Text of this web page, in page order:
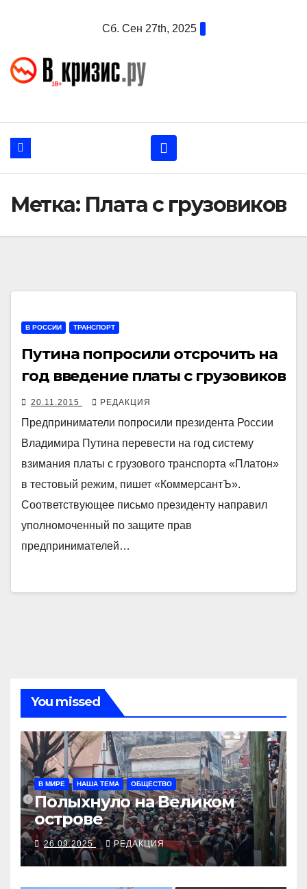
Сб. Сен 27th, 2025
Метка: Плата с грузовиков
В РОССИИ ТРАНСПОРТ
Путина попросили отсрочить на
год введение платы с грузовиков
20.11.2015 РЕДАКЦИЯ
Предприниматели попросили президента России
Владимира Путина перевести на год систему
взимания платы с грузового транспорта «Платон»
в тестовый режим, пишет «КоммерсантЪ».
Соответствующее письмо президенту направил
уполномоченный по защите прав
предпринимателей…
You missed
В МИРЕ НАША ТЕМА ОБЩЕСТВО
Полыхнуло на Великом
острове
26.09.2025 РЕДАКЦИЯ